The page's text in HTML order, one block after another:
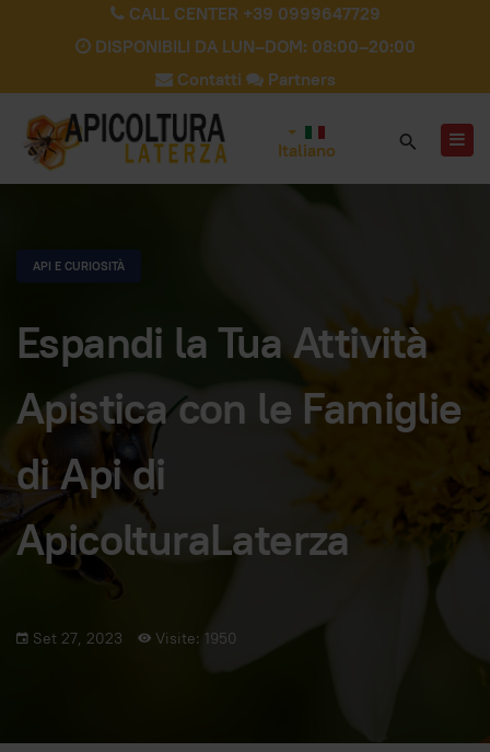
CALL CENTER +39 0999647729
DISPONIBILI DA LUN–DOM: 08:00–20:00
Contatti
Partners
Italiano
API E CURIOSITÀ
Espandi la Tua Attività
Apistica con le Famiglie
di Api di
ApicolturaLaterza
Set 27, 2023 Visite: 1950